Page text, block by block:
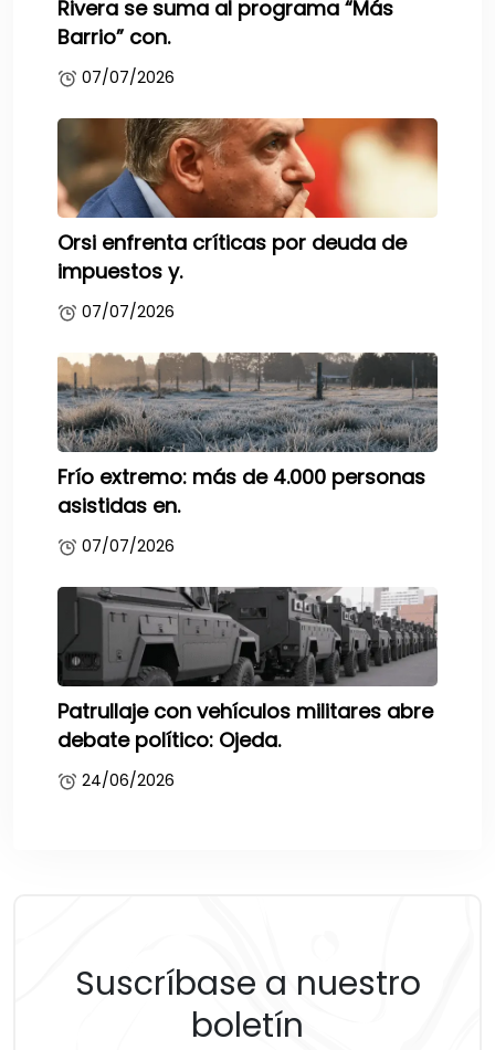
Rivera se suma al programa “Más
Barrio” con.
07/07/2026
Orsi enfrenta críticas por deuda de
impuestos y.
07/07/2026
Frío extremo: más de 4.000 personas
asistidas en.
07/07/2026
Patrullaje con vehículos militares abre
debate político: Ojeda.
24/06/2026
Suscríbase a nuestro
boletín